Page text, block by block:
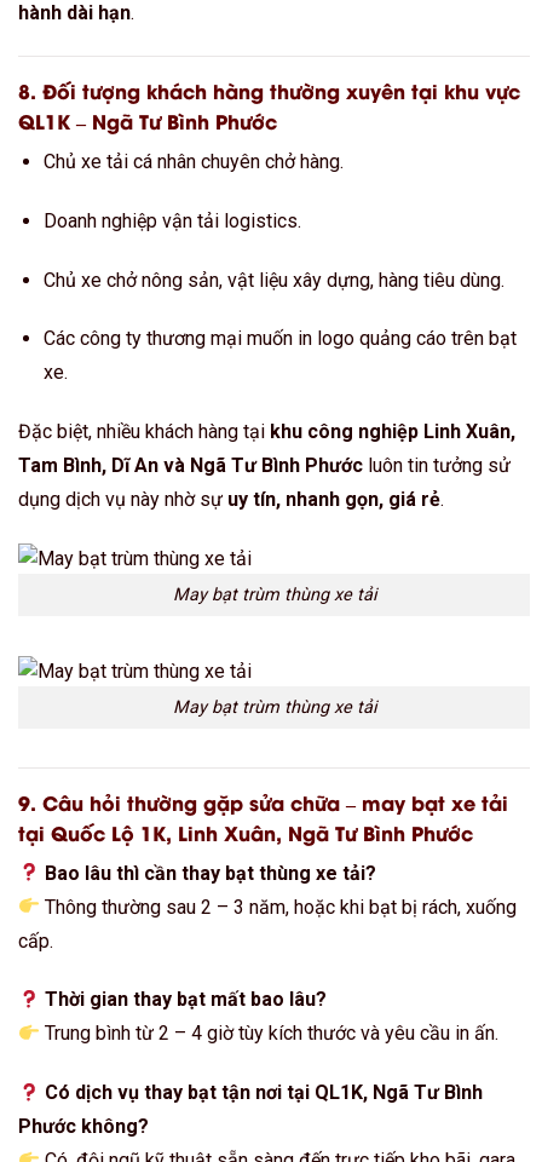
hành dài hạn.
8. Đối tượng khách hàng thường xuyên tại khu vực
QL1K – Ngã Tư Bình Phước
Chủ xe tải cá nhân chuyên chở hàng.
Doanh nghiệp vận tải logistics.
Chủ xe chở nông sản, vật liệu xây dựng, hàng tiêu dùng.
Các công ty thương mại muốn in logo quảng cáo trên bạt
xe.
Đặc biệt, nhiều khách hàng tại khu công nghiệp Linh Xuân,
Tam Bình, Dĩ An và Ngã Tư Bình Phước luôn tin tưởng sử
dụng dịch vụ này nhờ sự uy tín, nhanh gọn, giá rẻ.
May bạt trùm thùng xe tải
May bạt trùm thùng xe tải
9. Câu hỏi thường gặp sửa chữa – may bạt xe tải
tại Quốc Lộ 1K, Linh Xuân, Ngã Tư Bình Phước
Bao lâu thì cần thay bạt thùng xe tải?
Thông thường sau 2 – 3 năm, hoặc khi bạt bị rách, xuống
cấp.
Thời gian thay bạt mất bao lâu?
Trung bình từ 2 – 4 giờ tùy kích thước và yêu cầu in ấn.
Có dịch vụ thay bạt tận nơi tại QL1K, Ngã Tư Bình
Phước không?